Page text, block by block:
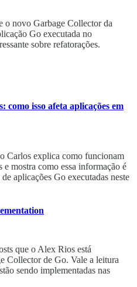
o novo Garbage Collector da
Go executada no
sobre refatorações.
isso afeta aplicações em
Carlos explica como funcionam
mostra como essa informação é
aplicações Go executadas neste
que o Alex Rios está
Collector de Go. Vale a leitura
sendo implementadas nas